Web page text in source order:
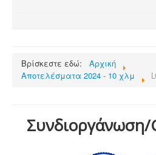
Βρίσκεστε εδώ:
Αρχική
Αποτελέσματα 2024 - 10 χλμ
Συνδιοργάνωση/